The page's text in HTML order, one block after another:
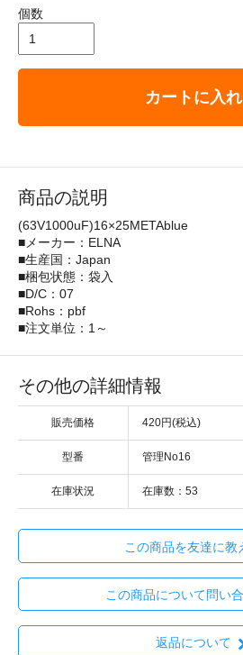
個数
カートに入
商品の説明
(63V1000uF)16×25METAblue
■メーカー：ELNA
■生産国：Japan
■梱包状態：袋入
■D/C：07
■Rohs：pbf
■注文単位：1～
その他の詳細情報
販売価格 420円(税込)
型番 管理No16
在庫状況 在庫数：53
この商品を友達に教
この商品について問い
返品について